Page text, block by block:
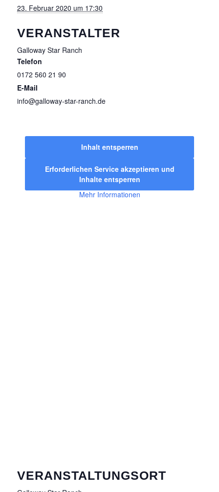
23. Februar 2020 um 17:30
VERANSTALTER
Galloway Star Ranch
Telefon
0172 560 21 90
E-Mail
info@galloway-star-ranch.de
VERANSTALTUNGSORT
Inhalt entsperren
Erforderlichen Service akzeptieren und
Inhalte entsperren
Mehr Informationen